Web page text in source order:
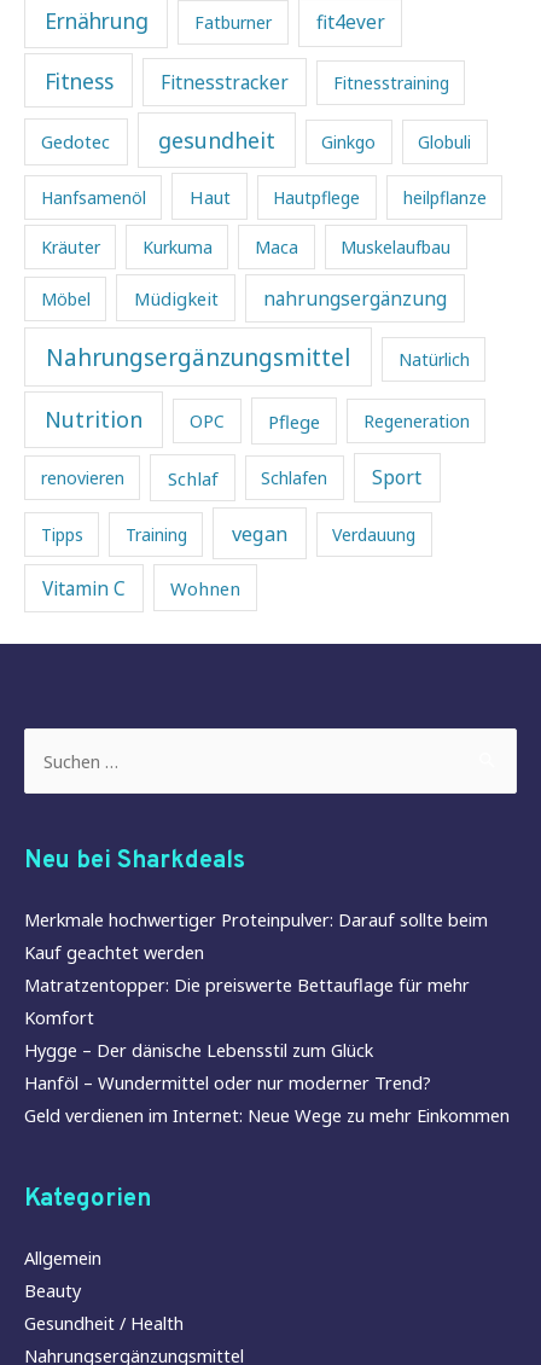
Ernährung Fatburner fit4ever
Fitness Fitnesstracker Fitnesstraining
Gedotec gesundheit Ginkgo Globuli
Hanfsamenöl Haut Hautpflege heilpflanze
Kräuter Kurkuma Maca Muskelaufbau
Möbel Müdigkeit nahrungsergänzung
Nahrungsergänzungsmittel Natürlich
Nutrition OPC Pflege Regeneration
renovieren Schlaf Schlafen Sport
Tipps Training vegan Verdauung
Vitamin C Wohnen
nach:
Neu bei Sharkdeals
Merkmale hochwertiger Proteinpulver: Darauf sollte beim
Kauf geachtet werden
Matratzentopper: Die preiswerte Bettauflage für mehr
Komfort
Hygge – Der dänische Lebensstil zum Glück
Hanföl – Wundermittel oder nur moderner Trend?
Geld verdienen im Internet: Neue Wege zu mehr Einkommen
Kategorien
Allgemein
Beauty
Gesundheit / Health
Nahrungsergänzungsmittel